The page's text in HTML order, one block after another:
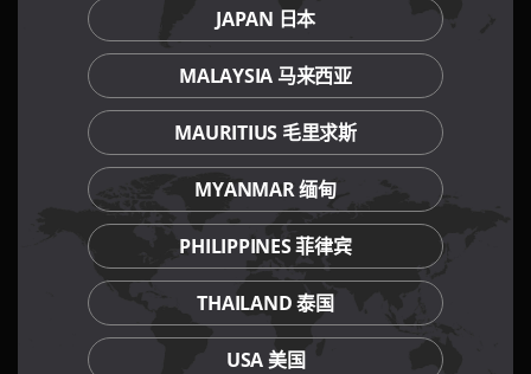
我们的餐饮品牌
JAPAN 日本
MALAYSIA 马来西亚
MAURITIUS 毛里求斯
MYANMAR 缅甸
PHILIPPINES 菲律宾
THAILAND 泰国
USA 美国